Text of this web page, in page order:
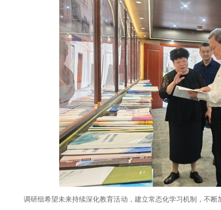
调研组希望未来持续深化教育活动，建立常态化学习机制，不